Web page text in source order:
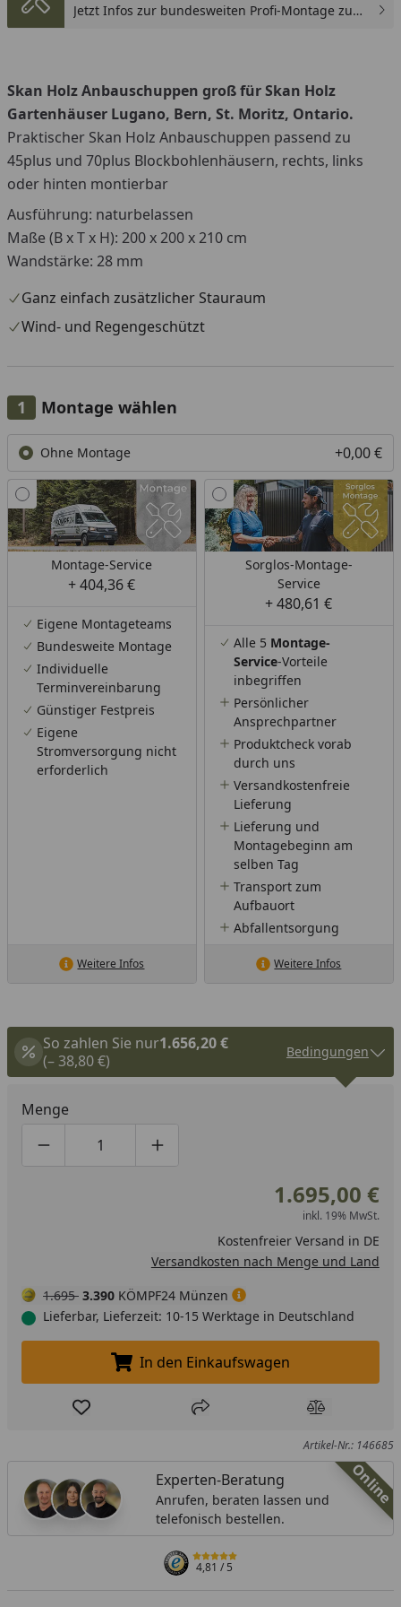
Jetzt Infos zur bundesweiten Profi-Montage zum
Skan Holz Anbauschuppen groß für Skan Holz
Gartenhäuser Lugano, Bern, St. Moritz, Ontario.
Praktischer Skan Holz Anbauschuppen passend zu
45plus und 70plus Blockbohlenhäusern, rechts, links
oder hinten montierbar
Ausführung: naturbelassen
Maße (B x T x H): 200 x 200 x 210 cm
Wandstärke: 28 mm
Ganz einfach zusätzlicher Stauraum
Wind- und Regengeschützt
Montage wählen
Ohne Montage +0,00 €
Montage-Service
+ 404,36 €
Eigene Montageteams
Bundesweite Montage
Individuelle
Terminvereinbarung
Günstiger Festpreis
Eigene
Stromversorgung nicht
erforderlich
Weitere Infos
Sorglos-Montage-
Service
+ 480,61 €
Alle 5 Montage-
Service-Vorteile
inbegriffen
Persönlicher
Ansprechpartner
Produktcheck vorab
durch uns
Versandkostenfreie
Lieferung
Lieferung und
Montagebeginn am
selben Tag
Transport zum
Aufbauort
Abfallentsorgung
Weitere Infos
So zahlen Sie nur1.656,20 €
(– 38,80 €)
Bedingungen
Menge
Produktmenge um eins verringern
Produktmenge manuell eingeben
Produktmenge um eins erhöhen
1.695,00 €
inkl. 19% MwSt.
Kostenfreier Versand in DE
Versandkosten nach Menge und Land
1.695 3.390 KÖMPF24 Münzen
Lieferbar, Lieferzeit: 10-15 Werktage in Deutschland
In den Einkaufswagen legen
In den Einkaufswagen
Produkt zur Wunschliste hinzufügen
Teilen Produkt
Artikel-Nr.: 146685
Online
Experten-Beratung
Anrufen, beraten lassen und
telefonisch bestellen.
4,81/ 5